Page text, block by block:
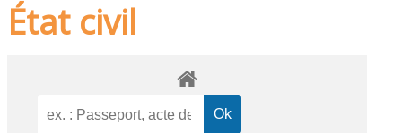
État civil